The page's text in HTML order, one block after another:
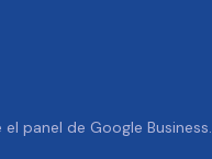
panel de Google Business.